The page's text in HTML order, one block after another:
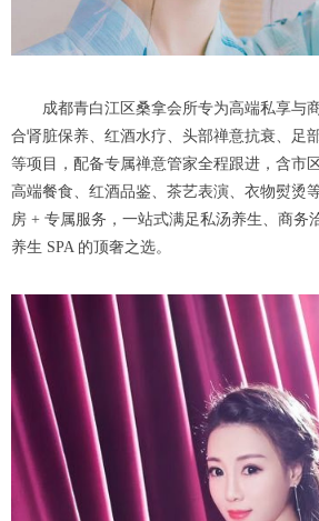
成都青白江区桑拿会所专为高端私享与商
合肾脏保养、红酒水疗、头部禅意抗衰、足
等项目，配备专属禅意管家全程跟进，含市
高端餐食、红酒品鉴、茶艺表演、衣物熨烫
房 + 专属服务，一站式满足私汤养生、商务
养生 SPA 的顶奢之选。